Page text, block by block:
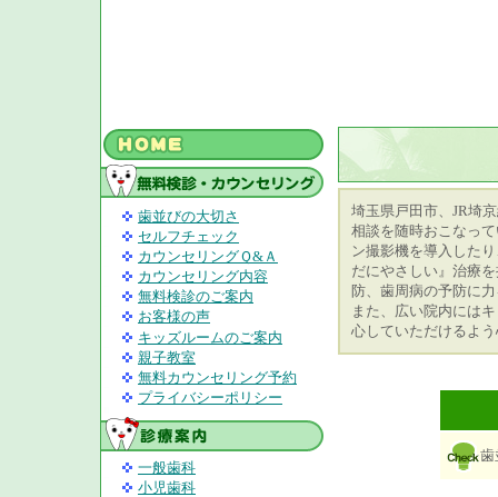
歯並びの大切さ
セルフチェック
カウンセリングＱ&Ａ
カウンセリング内容
無料検診のご案内
お客様の声
キッズルームのご案内
親子教室
無料カウンセリング予約
プライバシーポリシー
一般歯科
小児歯科
埼玉県戸田市、JR埼
相談を随時おこなっ
ン撮影機を導入した
だにやさしい』治療
防、歯周病の予防に
また、広い院内には
心していただけるよ
歯